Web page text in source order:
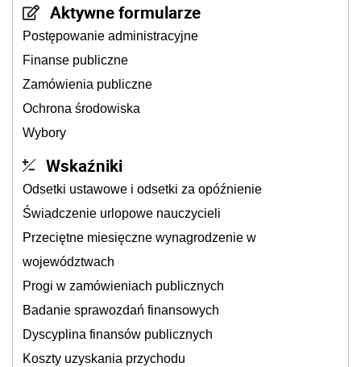
Aktywne formularze
Postępowanie administracyjne
Finanse publiczne
Zamówienia publiczne
Ochrona środowiska
Wybory
Wskaźniki
Odsetki ustawowe i odsetki za opóźnienie
Świadczenie urlopowe nauczycieli
Przeciętne miesięczne wynagrodzenie w
województwach
Progi w zamówieniach publicznych
Badanie sprawozdań finansowych
Dyscyplina finansów publicznych
Koszty uzyskania przychodu